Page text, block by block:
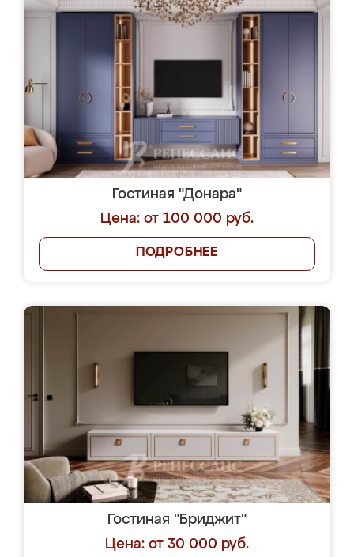
Гостиная "Донара"
Цена: от 100 000 руб.
ПОДРОБНЕЕ
Гостиная "Бриджит"
Цена: от 30 000 руб.